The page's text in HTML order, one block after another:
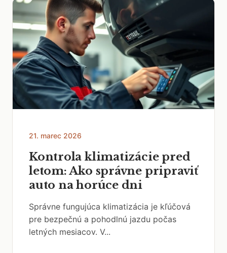
21. marec 2026
Kontrola klimatizácie pred
letom: Ako správne pripraviť
auto na horúce dni
Správne fungujúca klimatizácia je kľúčová
pre bezpečnú a pohodlnú jazdu počas
letných mesiacov. V...